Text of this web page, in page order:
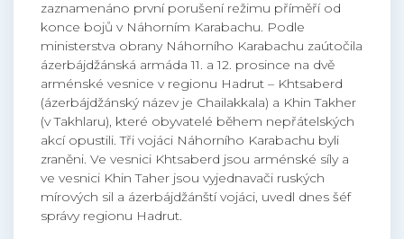
zaznamenáno první porušení režimu příměří od
konce bojů v Náhorním Karabachu. Podle
ministerstva obrany Náhorního Karabachu zaútočila
ázerbájdžánská armáda 11. a 12. prosince na dvě
arménské vesnice v regionu Hadrut – Khtsaberd
(ázerbájdžánský název je Chailakkala) a Khin Takher
(v Takhlaru), které obyvatelé během nepřátelských
akcí opustili. Tři vojáci Náhorního Karabachu byli
zraněni. Ve vesnici Khtsaberd jsou arménské síly a
ve vesnici Khin Taher jsou vyjednavači ruských
mírových sil a ázerbájdžánští vojáci, uvedl dnes šéf
správy regionu Hadrut.